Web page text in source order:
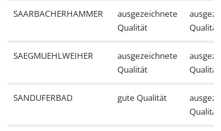
SAARBACHERHAMMER
ausgezeichnete
Qualität
Qualität
SAEGMUEHLWEIHER
ausgezeichnete
Qualität
Qualität
SANDUFERBAD gute Qualität
Qualität